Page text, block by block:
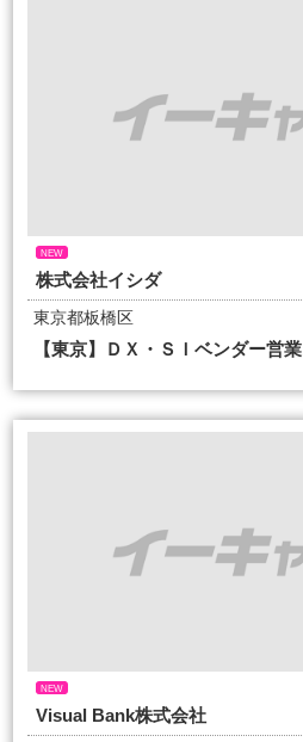
NEW
株式会社イシダ
東京都板橋区
【東京】ＤＸ・ＳＩベンダー営業
NEW
Visual Bank株式会社